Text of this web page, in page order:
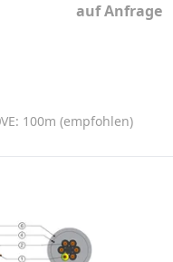
auf Anfrage
VE: 100m (empfohlen)